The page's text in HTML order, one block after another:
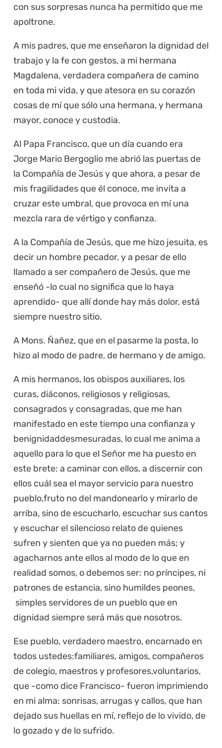
con sus sorpresas nunca ha permitido que me
apoltrone.
A mis padres, que me enseñaron la dignidad del
trabajo y la fe con gestos, a mi hermana
Magdalena, verdadera compañera de camino
en toda mi vida, y que atesora en su corazón
cosas de mí que sólo una hermana, y hermana
mayor, conoce y custodia.
Al Papa Francisco, que un día cuando era
Jorge Mario Bergoglio me abrió las puertas de
la Compañía de Jesús y que ahora, a pesar de
mis fragilidades que él conoce, me invita a
cruzar este umbral, que provoca en mí una
mezcla rara de vértigo y confianza.
A la Compañía de Jesús, que me hizo jesuita, es
decir un hombre pecador, y a pesar de ello
llamado a ser compañero de Jesús, que me
enseñó -lo cual no significa que lo haya
aprendido- que allí donde hay más dolor, está
siempre nuestro sitio.
A Mons. Ñañez, que en el pasarme la posta, lo
hizo al modo de padre, de hermano y de amigo.
A mis hermanos, los obispos auxiliares, los
curas, diáconos, religiosos y religiosas,
consagrados y consagradas, que me han
manifestado en este tiempo una confianza y
benignidaddesmesuradas, lo cual me anima a
aquello para lo que el Señor me ha puesto en
este brete: a caminar con ellos, a discernir con
ellos cuál sea el mayor servicio para nuestro
pueblo,fruto no del mandonearlo y mirarlo de
arriba, sino de escucharlo, escuchar sus cantos
y escuchar el silencioso relato de quienes
sufren y sienten que ya no pueden más; y
agacharnos ante ellos al modo de lo que en
realidad somos, o debemos ser: no príncipes, ni
patrones de estancia, sino humildes peones,
simples servidores de un pueblo que en
dignidad siempre será más que nosotros.
Ese pueblo, verdadero maestro, encarnado en
todos ustedes:familiares, amigos, compañeros
de colegio, maestros y profesores,voluntarios,
que -como dice Francisco- fueron imprimiendo
en mi alma: sonrisas, arrugas y callos, que han
dejado sus huellas en mí, reflejo de lo vivido, de
lo gozado y de lo sufrido.